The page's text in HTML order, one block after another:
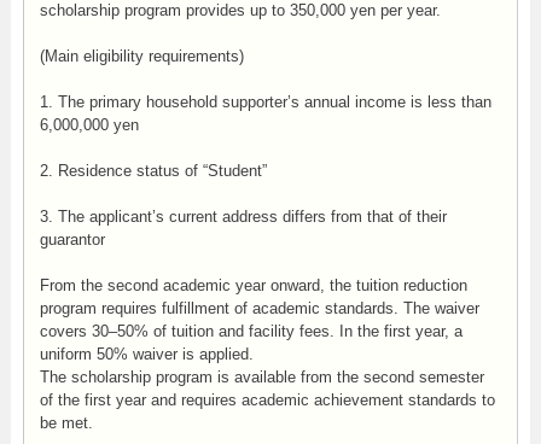
scholarship program provides up to 350,000 yen per year.
(Main eligibility requirements)
1. The primary household supporter’s annual income is less than
6,000,000 yen
2. Residence status of “Student”
3. The applicant’s current address differs from that of their
guarantor
From the second academic year onward, the tuition reduction
program requires fulfillment of academic standards. The waiver
covers 30–50% of tuition and facility fees. In the first year, a
uniform 50% waiver is applied.
The scholarship program is available from the second semester
of the first year and requires academic achievement standards to
be met.